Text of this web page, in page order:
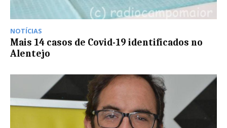
NOTÍCIAS
Mais 14 casos de Covid-19 identificados no
Alentejo